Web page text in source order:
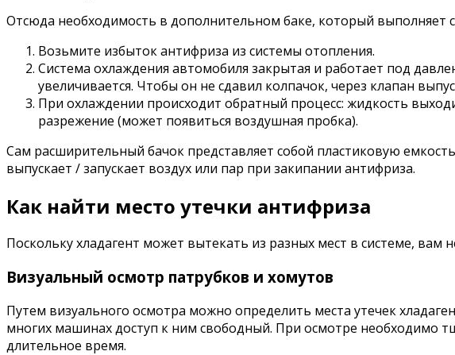
Отсюда необходимость в дополнительном баке, который выполняет
Возьмите избыток антифриза из системы отопления.
Система охлаждения автомобиля закрытая и работает под
увеличивается. Чтобы он не сдавил колпачок, через клапан
При охлаждении происходит обратный процесс: жидкость
разрежение (может появиться воздушная пробка).
Сам расширительный бачок представляет собой пластиковую
выпускает / запускает воздух или пар при закипании антифриза.
Как найти место утечки антифриза
Поскольку хладагент может вытекать из разных мест в системе, вам
Визуальный осмотр патрубков и хомутов
Путем визуального осмотра можно определить места утечек
многих машинах доступ к ним свободный. При осмотре необходимо
длительное время.